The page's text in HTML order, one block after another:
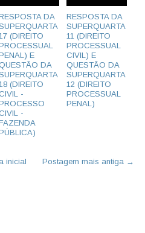
DA
17 (DIREITO
E
DA
18 (DIREITO
-
-
RESPOSTA DA
SUPERQUARTA
11 (DIREITO
PROCESSUAL
CIVIL) E
QUESTÃO DA
SUPERQUARTA
12 (DIREITO
PROCESSUAL
PENAL)
Postagem mais antiga →
inicial